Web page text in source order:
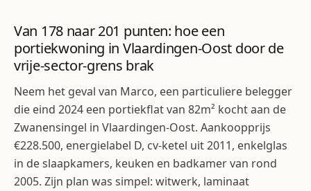
Van 178 naar 201 punten: hoe een
portiekwoning in Vlaardingen-Oost door de
vrije-sector-grens brak
Neem het geval van Marco, een particuliere belegger
die eind 2024 een portiekflat van 82m² kocht aan de
Zwanensingel in Vlaardingen-Oost. Aankoopprijs
€228.500, energielabel D, cv-ketel uit 2011, enkelglas
in de slaapkamers, keuken en badkamer van rond
2005. Zijn plan was simpel: witwerk, laminaat